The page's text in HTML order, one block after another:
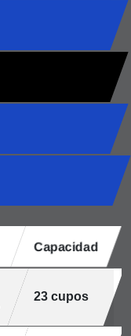
Capacidad
23 cupos